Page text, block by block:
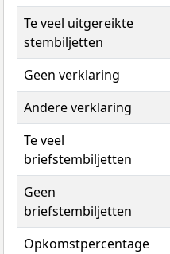
Te veel uitgereikte
stembiljetten
Geen verklaring
Andere verklaring
Te veel
briefstembiljetten
Geen
briefstembiljetten
Opkomstpercentage